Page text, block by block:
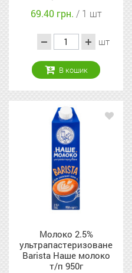
69.40 грн. / 1 шт
шт
В кошик
Молоко 2.5%
ультрапастеризоване
Barista Наше молоко
т/п 950г